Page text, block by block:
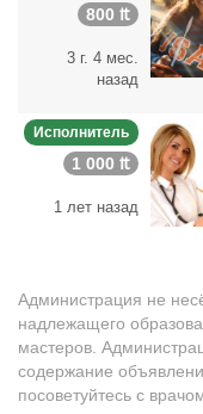
800 ₶
3 г. 4 мес.
назад
Исполнитель
1 000 ₶
1 лет назад
Администрация не
надлежащего
мастеров.
содержание
посоветуйтесь с